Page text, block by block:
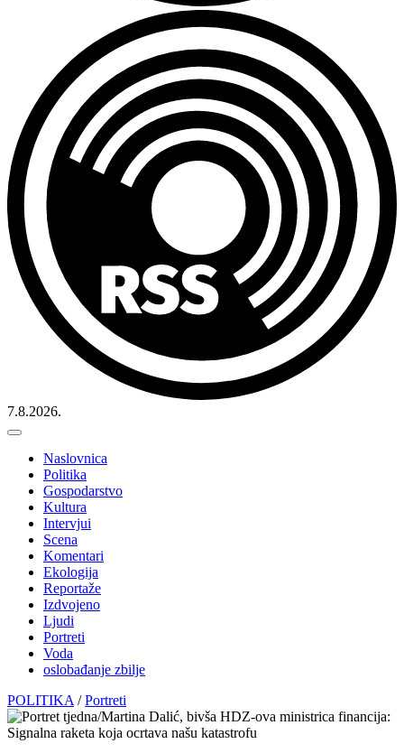
7.8.2026.
Naslovnica
Politika
Gospodarstvo
Kultura
Intervjui
Scena
Komentari
Ekologija
Reportaže
Izdvojeno
Ljudi
Portreti
Voda
oslobađanje zbilje
POLITIKA /Portreti